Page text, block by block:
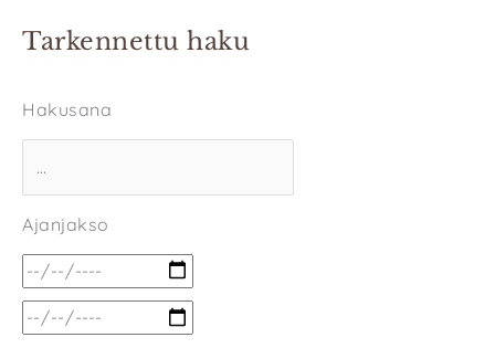
Tarkennettu haku
Hakusana
Ajanjakso